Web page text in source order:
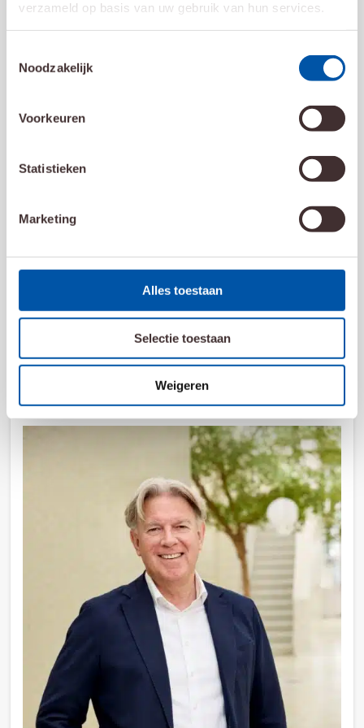
verzameld op basis van uw gebruik van hun services.
Noodzakelijk
Voorkeuren
Statistieken
Marketing
Alles toestaan
Selectie toestaan
Weigeren
Voorlichtingsvideo bestralingsmasker
17 maart 2026